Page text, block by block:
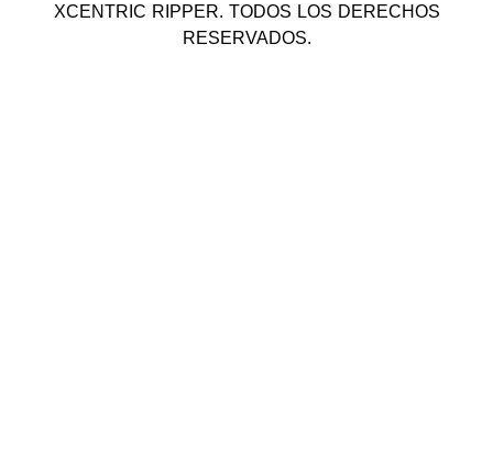
XCENTRIC RIPPER. TODOS LOS DERECHOS
RESERVADOS.